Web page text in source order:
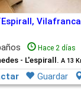
Vilafranca
Hace 2 días
- L'espirall. A 13
Guardar